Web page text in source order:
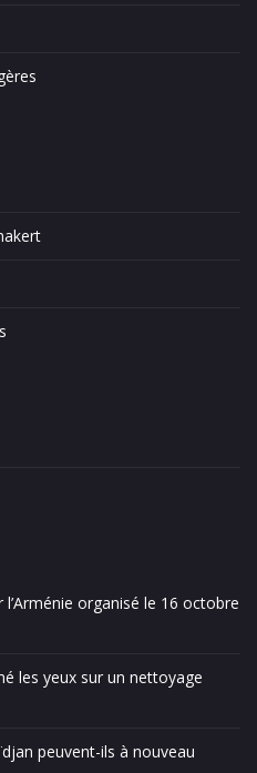
organisé le 16 octobre
les yeux sur un nettoyage
peuvent-ils à nouveau